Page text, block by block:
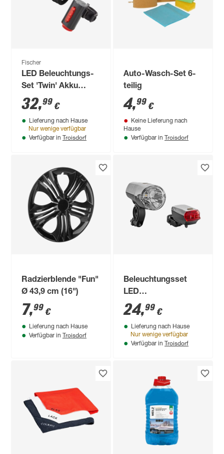
Fischer
LED Beleuchtungs-
Set 'Twin' Akku
30/15 Lux
32,99 €
Lieferung nach Hause
Nur wenige verfügbar
Verfügbar in Troisdorf
Auto-Wasch-Set 6-
teilig
4,99 €
Keine Lieferung nach
Hause
Verfügbar in Troisdorf
Radzierblende "Fun"
Ø 43,9 cm (16")
7,99 €
Lieferung nach Hause
Verfügbar in Troisdorf
Beleuchtungsset
LED
10/20LUX10/20LUX
24,99 €
Lieferung nach Hause
Nur wenige verfügbar
Verfügbar in Troisdorf